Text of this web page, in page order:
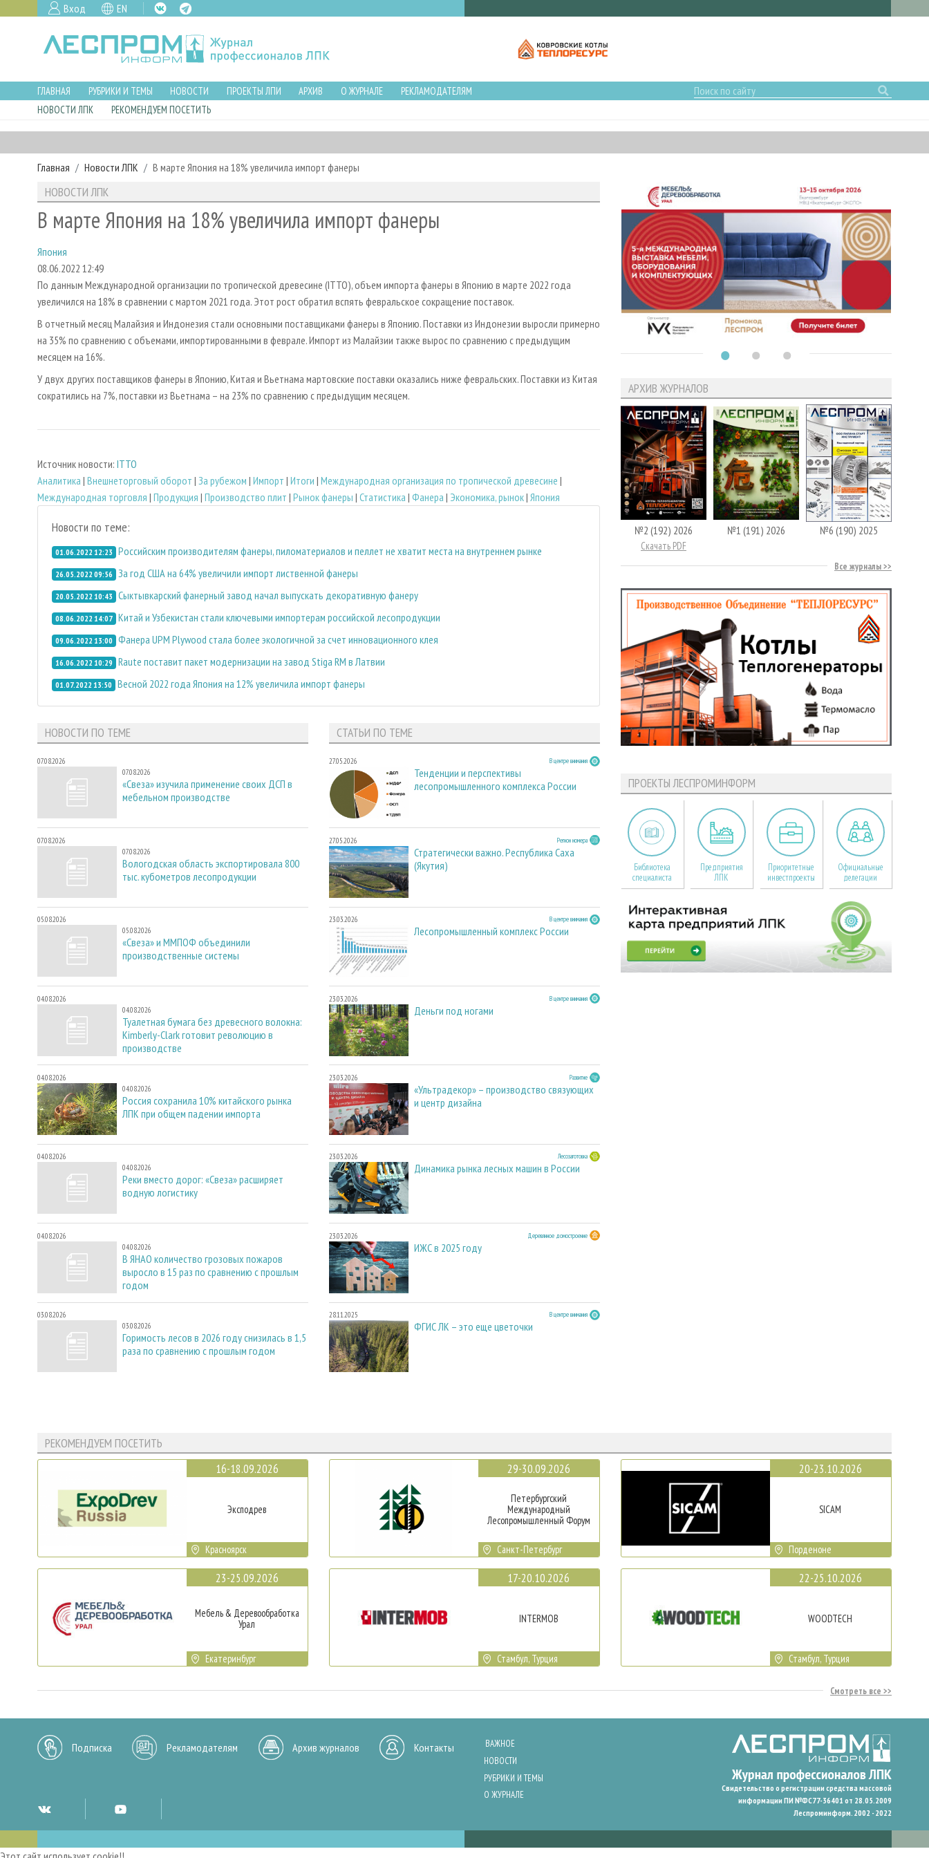
Вход EN
ГЛАВНАЯ РУБРИКИ И ТЕМЫ НОВОСТИ ПРОЕКТЫ ЛПИ АРХИВ О ЖУРНАЛЕ
РЕКЛАМОДАТЕЛЯМ
НОВОСТИ ЛПК
РЕКОМЕНДУЕМ ПОСЕТИТЬ
Главная Новости ЛПК В марте Япония на 18% увеличила импорт фанеры
НОВОСТИ ЛПК
В марте Япония на 18% увеличила импорт фанеры
Япония
08.06.2022 12:49
По данным Международной организации по тропической древесине (ITTO), объем импорта фанеры в Японию в марте 2022 года
увеличился на 18% в сравнении с мартом 2021 года. Этот рост обратил вспять февральское сокращение поставок.
В отчетный месяц Малайзия и Индонезия стали основными поставщиками фанеры в Японию. Поставки из Индонезии выросли примерно
на 35% по сравнению с объемами, импортированными в феврале. Импорт из Малайзии также вырос по сравнению с предыдущим
месяцем на 16%.
У двух других поставщиков фанеры в Японию, Китая и Вьетнама мартовские поставки оказались ниже февральских. Поставки из Китая
сократились на 7%, поставки из Вьетнама – на 23% по сравнению с предыдущим месяцем.
Источник новости: ITTO
Аналитика | Внешнеторговый оборот | За рубежом | Импорт | Итоги | Международная организация по тропической древесине |
Международная торговля | Продукция | Производство плит | Рынок фанеры | Статистика | Фанера | Экономика, рынок| Япония
Новости по теме:
01.06.2022 12:23 Российским производителям фанеры, пиломатериалов и пеллет не хватит места на внутреннем рынке
26.05.2022 09:56 За год США на 64% увеличили импорт лиственной фанеры
20.05.2022 10:43 Сыктывкарский фанерный завод начал выпускать декоративную фанеру
08.06.2022 14:07 Китай и Узбекистан стали ключевыми импортерам российской лесопродукции
09.06.2022 13:00 Фанера UPM Plywood стала более экологичной за счет инновационного клея
16.06.2022 10:29 Raute поставит пакет модернизации на завод Stiga RM в Латвии
01.07.2022 13:50 Весной 2022 года Япония на 12% увеличила импорт фанеры
НОВОСТИ ПО ТЕМЕ
07.08.2026
07.08.2026
«Свеза» изучила применение своих ДСП в
мебельном производстве
07.08.2026
07.08.2026
Вологодская область экспортировала 800
тыс. кубометров лесопродукции
05.08.2026
05.08.2026
«Свеза» и ММПОФ объединили
производственные системы
04.08.2026
04.08.2026
Туалетная бумага без древесного волокна:
Kimberly-Clark готовит революцию в
производстве
04.08.2026
04.08.2026
Россия сохранила 10% китайского рынка
ЛПК при общем падении импорта
04.08.2026
04.08.2026
Реки вместо дорог: «Свеза» расширяет
водную логистику
04.08.2026
04.08.2026
В ЯНАО количество грозовых пожаров
выросло в 15 раз по сравнению с прошлым
годом
03.08.2026
03.08.2026
Горимость лесов в 2026 году снизилась в 1,5
раза по сравнению с прошлым годом
СТАТЬИ ПО ТЕМЕ
27.05.2026 В центре внимания
Тенденции и перспективы
лесопромышленного комплекса России
27.05.2026 Регион номера
Стратегически важно. Республика Саха
(Якутия)
23.03.2026 В центре внимания
Лесопромышленный комплекс России
23.03.2026 В центре внимания
Деньги под ногами
23.03.2026 Развитие
«Ультрадекор» – производство связующих
и центр дизайна
23.03.2026 Лесозаготовка
Динамика рынка лесных машин в России
23.03.2026 Деревянное домостроение
ИЖС в 2025 году
28.11.2025 В центре внимания
ФГИС ЛК – это еще цветочки
АРХИВ ЖУРНАЛОВ
№2 (192) 2026
Скачать PDF
№1 (191) 2026 №6 (190) 2025
Все журналы
ПРОЕКТЫ ЛЕСПРОМИНФОРМ
Библиотека
специалиста
Предприятия
ЛПК
Приоритетные
инвестпроекты
Официальные
делегации
РЕКОМЕНДУЕМ ПОСЕТИТЬ
16-18.09.2026
Эксподрев
Красноярск
23-25.09.2026
Мебель & Деревообработка
Урал
Екатеринбург
29-30.09.2026
Петербургский
Международный
Лесопромышленный Форум
Санкт-Петербург
17-20.10.2026
INTERMOB
Стамбул, Турция
20-23.10.2026
SICAM
Порденоне
22-25.10.2026
WOODTECH
Стамбул, Турция
Смотреть все
Подписка Рекламодателям Архив журналов Контакты
ВАЖНОЕ
НОВОСТИ
РУБРИКИ И ТЕМЫ
О ЖУРНАЛЕ
Свидетельство о регистрации средства массовой
информации ПИ №ФС77-36401 от 28.05.2009
Леспроминформ. 2002 - 2022